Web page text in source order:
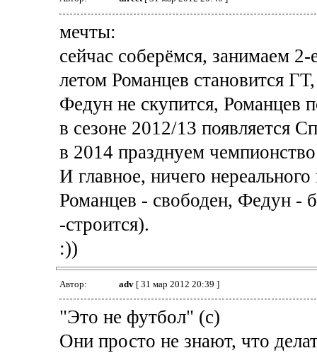
мечты:
сейчас соберёмся, занимаем
летом Романцев становится
Федун не скупится, Романцев
в сезоне 2012/13 появляется
в 2014 празднуем
И главное, ничего
Романцев - свободен, Федун -
-строится).
:))
Автор: adv[ 31 мар 2012 20:39 ]
"Это не футбол" (с)
Они просто не знают, что